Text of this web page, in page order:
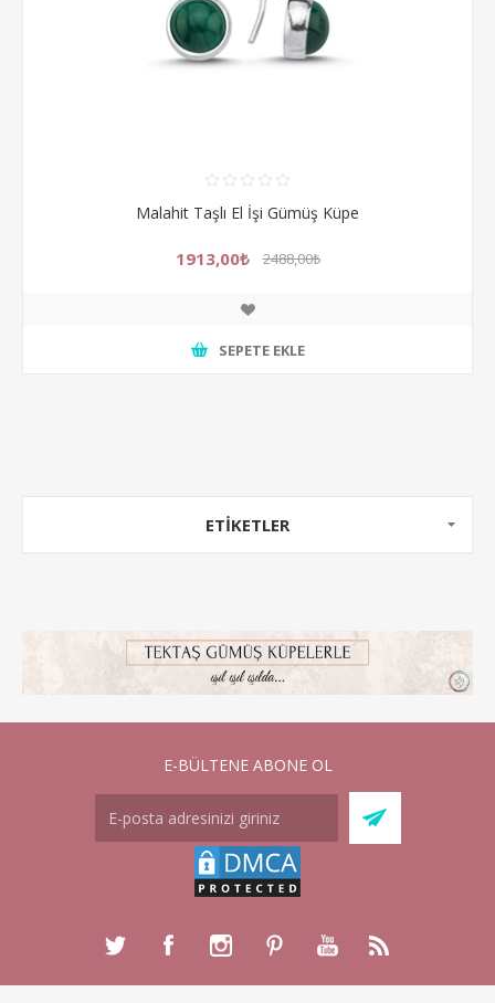
Malahit Taşlı El İşi Gümüş Küpe
1913,00₺ 2488,00₺
SEPETE EKLE
ETİKETLER
E-BÜLTENE ABONE OL